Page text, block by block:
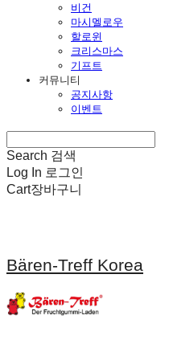
비건
마시멜로우
할로윈
크리스마스
기프트
커뮤니티
공지사항
이벤트
Search 검색
Log In 로그인
Cart장바구니
Bären-Treff Korea